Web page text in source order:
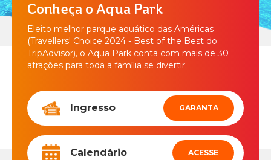
Conheça o Aqua Park
Eleito melhor parque aquático das Américas
(Travellers' Choice 2024 - Best of the Best do
TripAdvisor), o Aqua Park conta com mais de 30
atrações para toda a família se divertir.
Ingresso GARANTA
Calendário ACESSE